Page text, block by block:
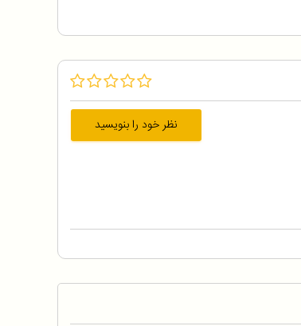
نظر خود را بنویسید